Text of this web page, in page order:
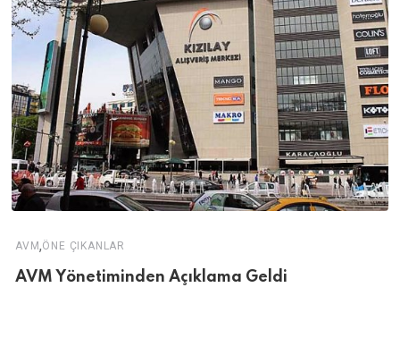
AVM,ÖNE ÇIKANLAR
AVM Yönetiminden Açıklama Geldi